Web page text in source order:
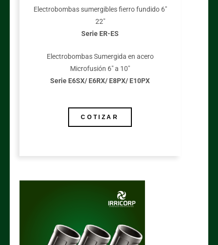
Electrobombas sumergibles fierro fundido 6″
22″
Serie ER-ES
Electrobombas Sumergida en acero
Microfusión 6″ a 10″
Serie E6SX/ E6RX/ E8PX/ E10PX
COTIZAR